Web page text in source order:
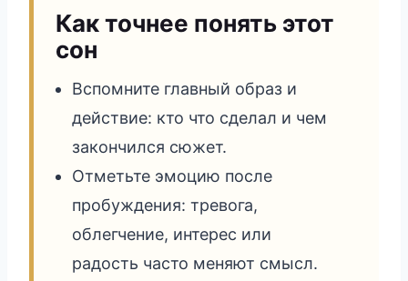
Как точнее понять этот
сон
Вспомните главный образ и
действие: кто что сделал и чем
закончился сюжет.
Отметьте эмоцию после
пробуждения: тревога,
облегчение, интерес или
радость часто меняют смысл.